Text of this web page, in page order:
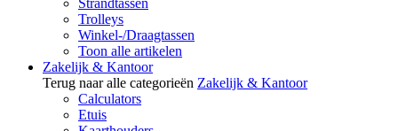
Strandtassen
Trolleys
Winkel-/Draagtassen
Toon alle artikelen
Zakelijk & Kantoor
Terug naar alle categorieën Zakelijk & Kantoor
Calculators
Etuis